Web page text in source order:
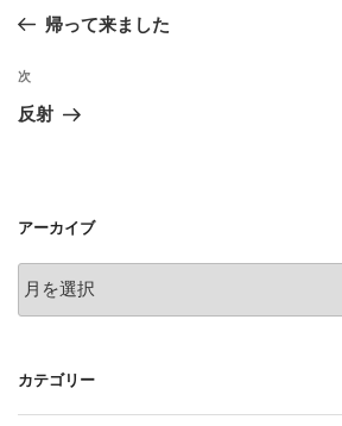
ナ
ビ
ゲ
ン
の
稿
帰って来ました
次
の
次
反射
アーカイブ
ー
ブ
カテゴリー